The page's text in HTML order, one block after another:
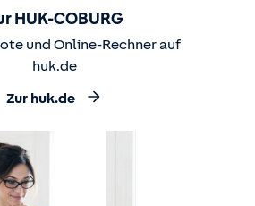
HUK-COBURG
und Online-Rechner auf
huk.de
Zur huk.de